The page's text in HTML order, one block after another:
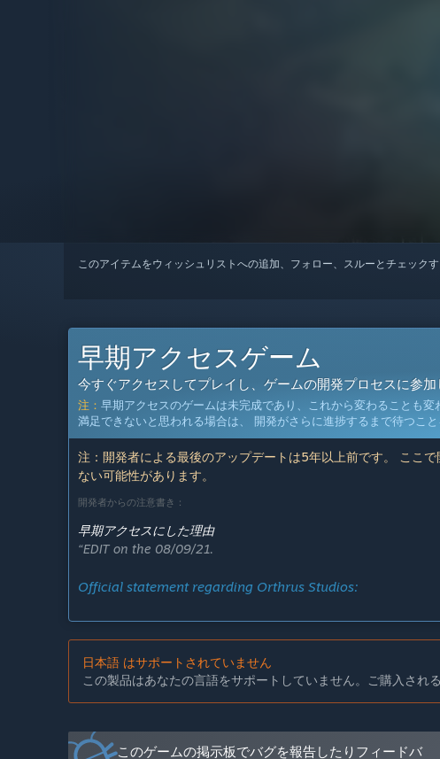
このアイテムをウィッシュリストへの追加、フォロー、スルーとチェックす
早期アクセスゲーム
今すぐアクセスしてプレイし、ゲームの開発プロセスに参加
注： 早期アクセスのゲームは未完成であり、これから変わることも
満足できないと思われる場合は、 開発がさらに進捗するまで待つこと
注：開発者による最後のアップデートは5年以上前です。 ここ
ない可能性があります。
開発者からの注意書き：
早期アクセスにした理由
“EDIT on the 08/09/21.
Official statement regarding Orthrus Studios:
-----
We value your feedback. After passionately working on
grow, change and become an experience we’re eager to
feedback can help shape the game to be what we all want
日本語 はサポートされていません
この製品はあなたの言語をサポートしていません。ご購入され
このゲームの掲示板でバグを報告したりフィードバ